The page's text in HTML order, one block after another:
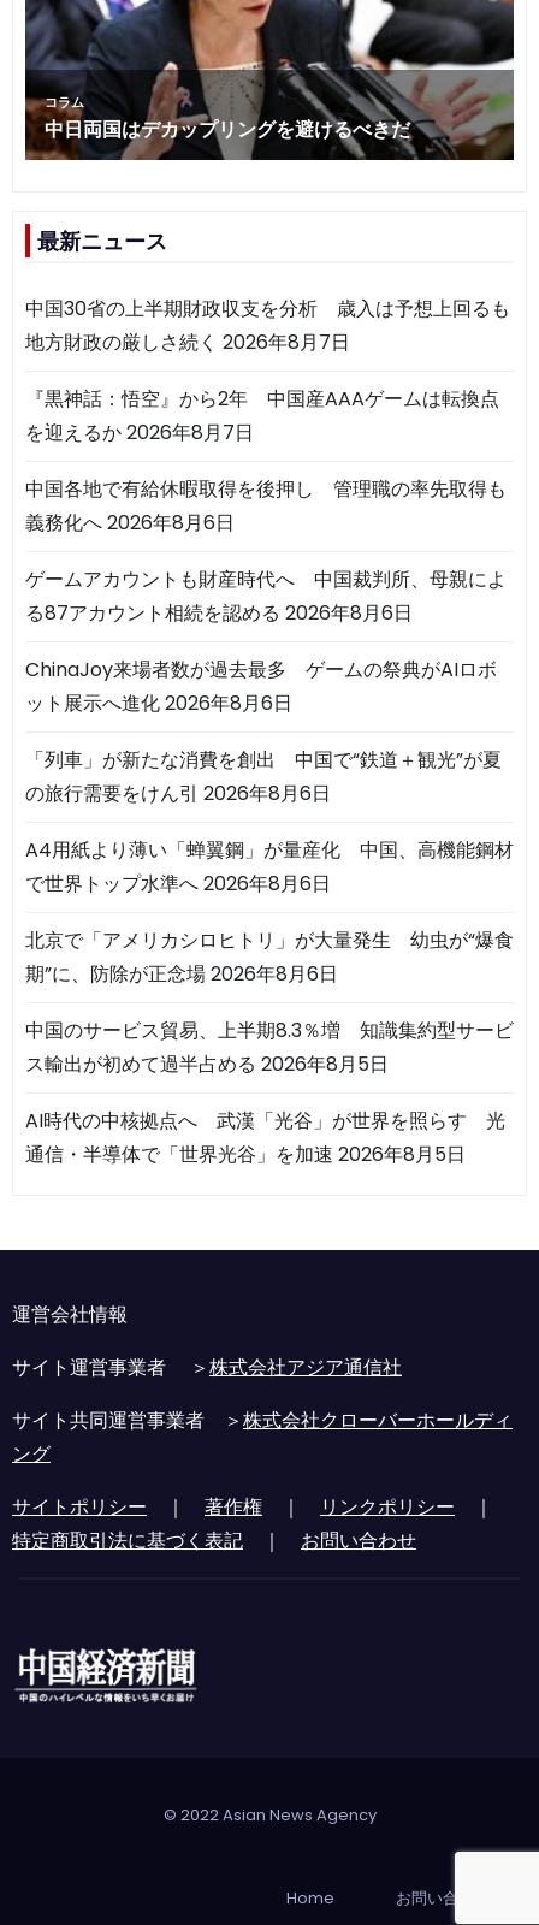
最新ニュース
中国30省の上半期財政収支を分析 歳入は予想上回るも
地方財政の厳しさ続く 2026年8月7日
『黒神話：悟空』から2年 中国産AAAゲームは転換点
を迎えるか2026年8月7日
中国各地で有給休暇取得を後押し 管理職の率先取得も
義務化へ2026年8月6日
ゲームアカウントも財産時代へ 中国裁判所、母親によ
る87アカウント相続を認める 2026年8月6日
ChinaJoy来場者数が過去最多 ゲームの祭典がAIロボ
ット展示へ進化2026年8月6日
「列車」が新たな消費を創出 中国で“鉄道＋観光”が夏
の旅行需要をけん引 2026年8月6日
A4用紙より薄い「蝉翼鋼」が量産化 中国、高機能鋼材
で世界トップ水準へ2026年8月6日
北京で「アメリカシロヒトリ」が大量発生 幼虫が“爆食
期”に、防除が正念場2026年8月6日
中国のサービス貿易、上半期8.3％増 知識集約型サービ
ス輸出が初めて過半占める 2026年8月5日
AI時代の中核拠点へ 武漢「光谷」が世界を照らす 光
通信・半導体で「世界光谷」を加速 2026年8月5日
運営会社情報
サイト運営事業者 ＞株式会社アジア通信社
サイト共同運営事業者 ＞株式会社クローバーホールディ
ング
サイトポリシー ｜ 著作権 ｜ リンクポリシー ｜
特定商取引法に基づく表記 ｜ お問い合わせ
© 2022 Asian News Agency
Home お問い合わせ